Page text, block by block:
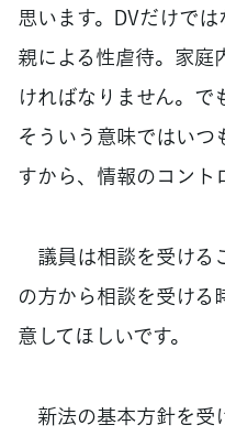
思います。DVだけで
親による性虐待。家庭
ければなりません。で
そういう意味ではいつ
すから、情報のコント
議員は相談を受ける
の方から相談を受ける
意してほしいです。
新法の基本方針を受